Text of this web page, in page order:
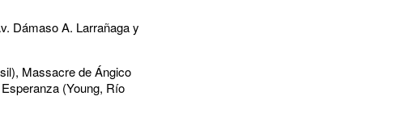
Dámaso A. Larrañaga y
Massacre de Ángico
(Young, Río